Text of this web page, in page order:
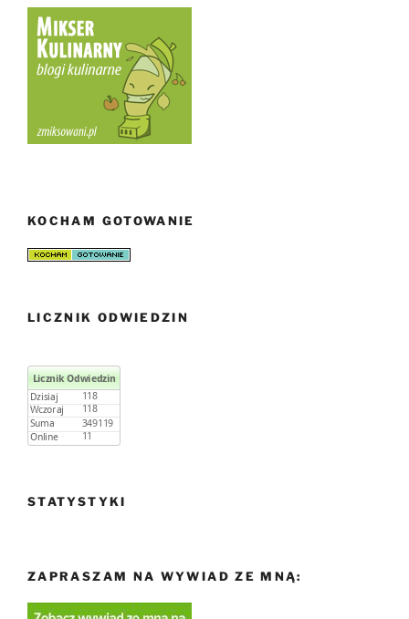
KOCHAM GOTOWANIE
LICZNIK ODWIEDZIN
STATYSTYKI
ZAPRASZAM NA WYWIAD ZE MNĄ: